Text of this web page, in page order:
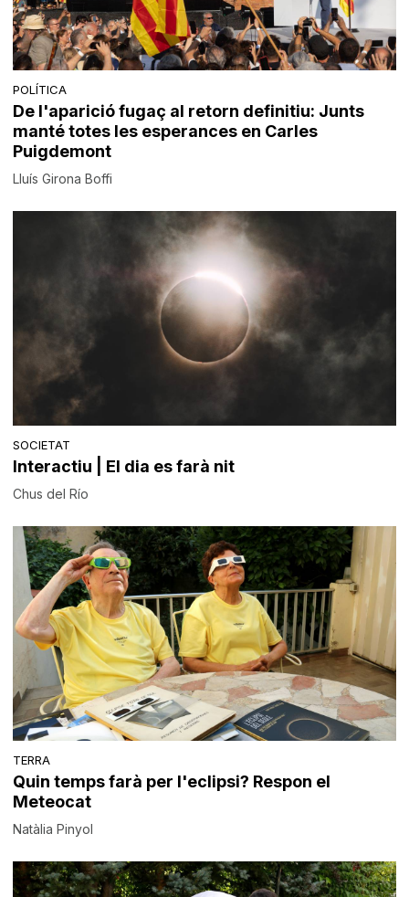
POLÍTICA
De l'aparició fugaç al retorn definitiu: Junts
manté totes les esperances en Carles
Puigdemont
Lluís Girona Boffi
SOCIETAT
Interactiu | El dia es farà nit
Chus del Río
TERRA
Quin temps farà per l'eclipsi? Respon el
Meteocat
Natàlia Pinyol